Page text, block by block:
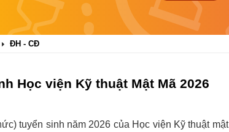
ĐH - CĐ
Học viện Kỹ thuật Mật Mã 2026
tuyển sinh năm 2026 của Học viện Kỹ thuật